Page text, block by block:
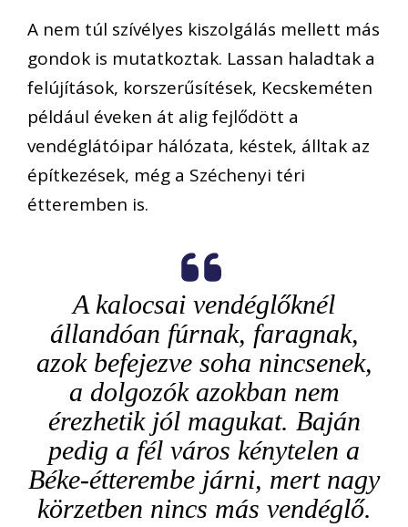
A nem túl szívélyes kiszolgálás mellett más
gondok is mutatkoztak. Lassan haladtak a
felújítások, korszerűsítések, Kecskeméten
például éveken át alig fejlődött a
vendéglátóipar hálózata, késtek, álltak az
építkezések, még a Széchenyi téri
étteremben is.
A kalocsai vendéglőknél
állandóan fúrnak, faragnak,
azok befejezve soha nincsenek,
a dolgozók azokban nem
érezhetik jól magukat. Baján
pedig a fél város kénytelen a
Béke-étterembe járni, mert nagy
körzetben nincs más vendéglő.